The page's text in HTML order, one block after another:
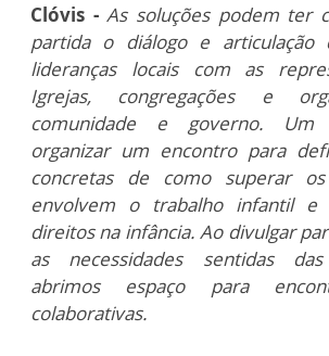
Clóvis - As soluções podem ter
partida o diálogo e articulação
lideranças locais com as
Igrejas, congregações e
comunidade e governo. Um
organizar um encontro para
concretas de como superar
envolvem o trabalho infantil e
direitos na infância. Ao divulgar
as necessidades sentidas das
abrimos espaço para
colaborativas.